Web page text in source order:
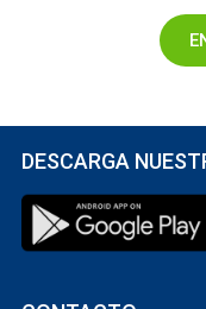
DESCARGA